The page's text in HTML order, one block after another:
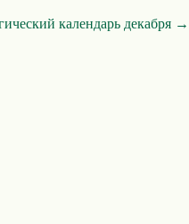
календарь декабря →